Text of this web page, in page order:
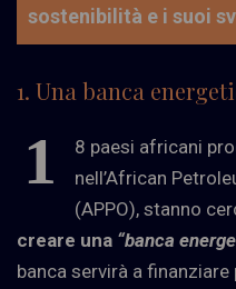
sostenibilità e i suoi
1. Una banca
1
8 paesi africani
nell’African
(APPO), stanno
creare una “banca
banca servirà a